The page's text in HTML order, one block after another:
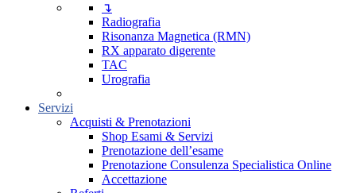
↴
Radiografia
Risonanza Magnetica (RMN)
RX apparato digerente
TAC
Urografia
Servizi
Acquisti & Prenotazioni
Shop Esami & Servizi
Prenotazione dell’esame
Prenotazione Consulenza Specialistica Online
Accettazione